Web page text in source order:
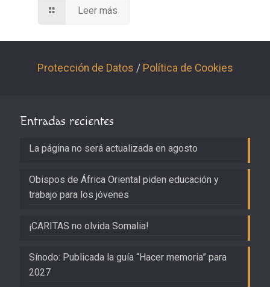
Leer más
Protección de Datos / Política de Cookies
Entradas recientes
La página no será actualizada en agosto
Obispos de África Oriental piden educación y
trabajo para los jóvenes
¡CARITAS no olvida Somalia!
Sínodo: Publicada la guía “Hacer memoria” para
2027